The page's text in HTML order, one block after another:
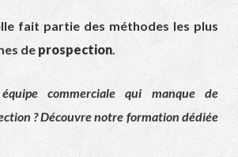
fait partie des méthodes les plus
de prospection
commerciale qui manque de
? Découvre notre formation dédiée